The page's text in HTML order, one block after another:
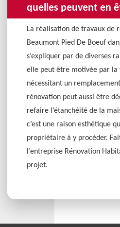
quelles peuvent en
La réalisation de travaux de
Beaumont Pied De Boeuf
s’expliquer par de diverses
elle peut être motivée par la
nécessitant un
rénovation peut aussi être
refaire l’étanchéité de la
c’est une raison esthétique
propriétaire à y procéder.
l’entreprise Rénovation
projet.